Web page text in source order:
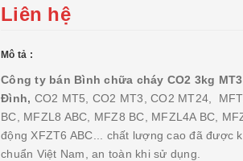
Liên hệ
Mô tả :
Công ty bán Bình chữa cháy CO2 3kg
Đình, CO2 MT5, CO2 MT3, CO2 MT24,
BC, MFZL8 ABC, MFZ8 BC, MFZL4A BC,
động XFZT6 ABC... chất lượng cao đã được
chuẩn Việt Nam, an toàn khi sử dụng.